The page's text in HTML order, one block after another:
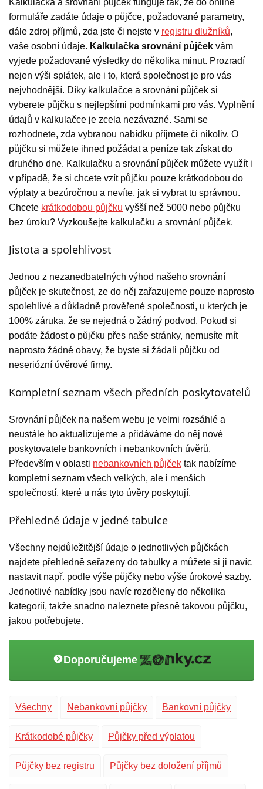
Kalkulačka a srovnání půjček funguje tak, že do online
formuláře zadáte údaje o půjčce, požadované parametry,
dále zdroj příjmů, zda jste či nejste v registru dlužníků,
vaše osobní údaje. Kalkulačka srovnání půjček vám
vyjede požadované výsledky do několika minut. Prozradí
nejen výši splátek, ale i to, která společnost je pro vás
nejvhodnější. Díky kalkulačce a srovnání půjček si
vyberete půjčku s nejlepšími podmínkami pro vás. Vyplnění
údajů v kalkulačce je zcela nezávazné. Sami se
rozhodnete, zda vybranou nabídku příjmete či nikoliv. O
půjčku si můžete ihned požádat a peníze tak získat do
druhého dne. Kalkulačku a srovnání půjček můžete využít i
v případě, že si chcete vzít půjčku pouze krátkodobou do
výplaty a bezúročnou a nevíte, jak si vybrat tu správnou.
Chcete krátkodobou půjčku vyšší než 5000 nebo půjčku
bez úroku? Vyzkoušejte kalkulačku a srovnání půjček.
Jistota a spolehlivost
Jednou z nezanedbatelných výhod našeho srovnání
půjček je skutečnost, ze do něj zařazujeme pouze naprosto
spolehlivé a důkladně prověřené společnosti, u kterých je
100% záruka, že se nejedná o žádný podvod. Pokud si
podáte žádost o půjčku přes naše stránky, nemusíte mít
naprosto žádné obavy, že byste si žádali půjčku od
neseriózní úvěrové firmy.
Kompletní seznam všech předních poskytovatelů
Srovnání půjček na našem webu je velmi rozsáhlé a
neustále ho aktualizujeme a přidáváme do něj nové
poskytovatele bankovních i nebankovních úvěrů.
Především v oblasti nebankovních půjček tak nabízíme
kompletní seznam všech velkých, ale i menších
společností, které u nás tyto úvěry poskytují.
Přehledné údaje v jedné tabulce
Všechny nejdůležitější údaje o jednotlivých půjčkách
najdete přehledně seřazeny do tabulky a můžete si ji navíc
nastavit např. podle výše půjčky nebo výše úrokové sazby.
Jednotlivé nabídky jsou navíc rozděleny do několika
kategorií, takže snadno naleznete přesně takovou půjčku,
jakou potřebujete.
Doporučujeme
Všechny Nebankovní půjčky Bankovní půjčky
Krátkodobé půjčky Půjčky před výplatou
Půjčky bez registru Půjčky bez doložení příjmů